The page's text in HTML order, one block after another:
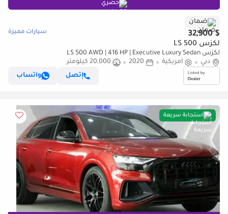
حصري
ضمان
$ 32,900 سيارات مميزة
لكزس LS 500
لكزس LS 500 AWD | 416 HP | Executive Luxury Sedan
دبي
أمريكية 2020
20,000 كيلومتر
إتصل
واتساب
استجابة سريعة